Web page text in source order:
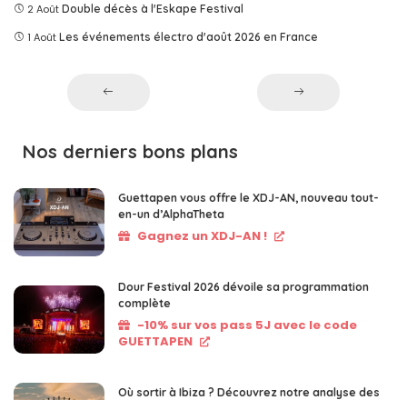
2 Août Double décès à l'Eskape Festival
1 Août Les événements électro d'août 2026 en France
Nos derniers bons plans
Guettapen vous offre le XDJ-AN, nouveau tout-
en-un d’AlphaTheta
Gagnez un XDJ-AN !
Dour Festival 2026 dévoile sa programmation
complète
-10% sur vos pass 5J avec le code
GUETTAPEN
Où sortir à Ibiza ? Découvrez notre analyse des